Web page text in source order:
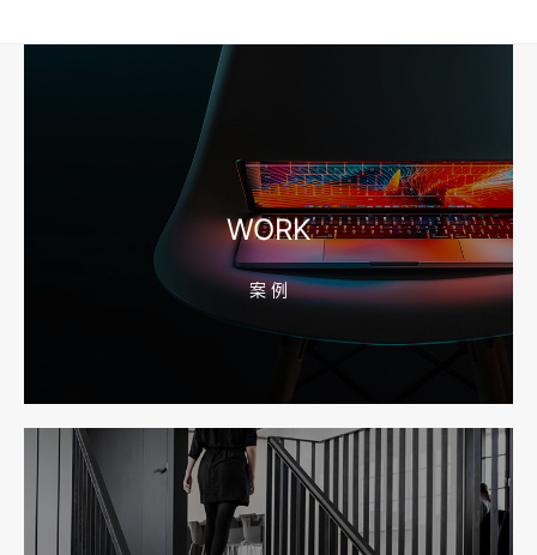
宁波高端网站建设公司推荐，移动端验收别放到最后
宁波网站建设报价怎么看？合同、源码和后台要先写清
2026-08-04 17:55:09
宁波制造业网站建设公司怎么选？先看产品询盘字段
WORK
案 例